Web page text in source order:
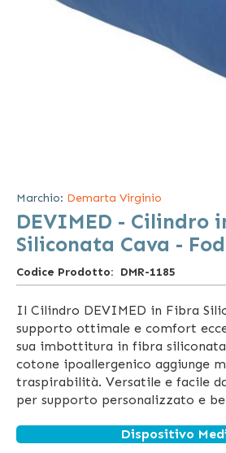
galleria
di
immagini
Marchio: Demarta Virginio
DEVIMED - Cilindro
Siliconata Cava -
Codice Prodotto DMR-1185
Il Cilindro DEVIMED in Fibra
supporto ottimale e comfort
sua imbottitura in fibra
cotone ipoallergenico aggiunge
traspirabilità. Versatile e facile
per supporto personalizzato e
Dispositivo